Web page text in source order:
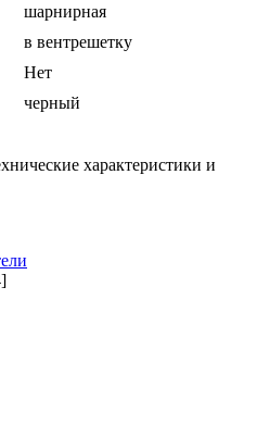
шарнирная
в вентрешетку
Нет
черный
характеристики и